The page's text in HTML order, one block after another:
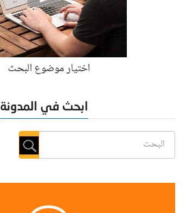
اختيار موضوع البحث
ابحث في المدونة